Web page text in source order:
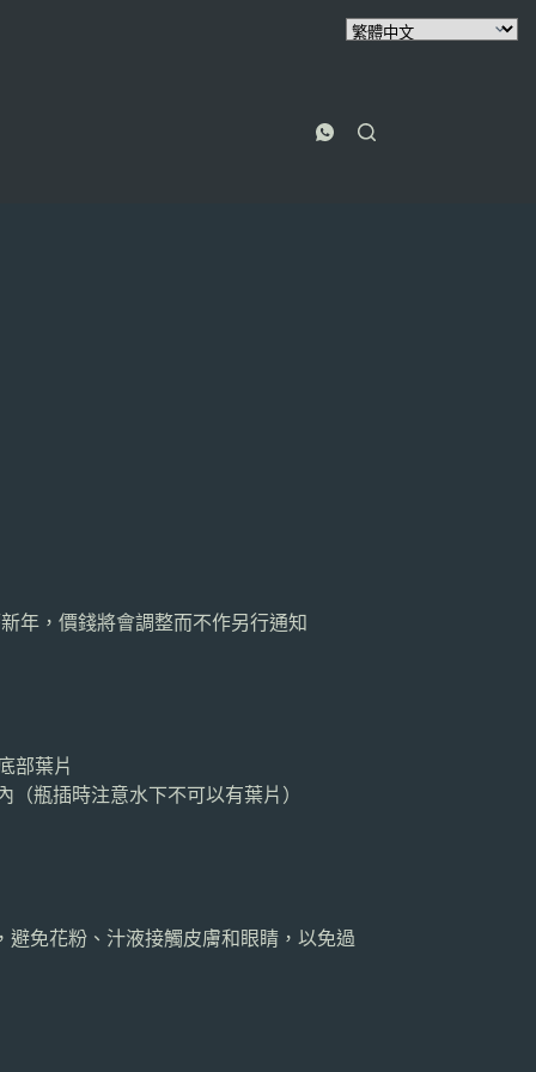
年，價錢將會調整而不作另行通知
部葉片
（瓶插時注意水下不可以有葉片）
避免花粉、汁液接觸皮膚和眼睛，以免過